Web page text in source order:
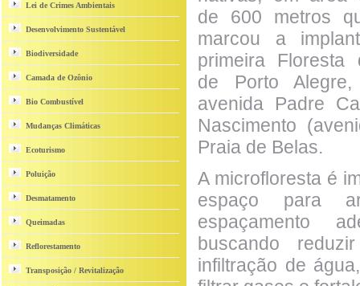
Lei de Crimes Ambientais
Desenvolvimento Sustentável
Biodiversidade
Camada de Ozônio
Bio Combustível
Mudanças Climáticas
Ecoturismo
Poluição
Desmatamento
Queimadas
Reflorestamento
Transposição / Revitalização
de 600 metros
marcou a
primeira Floresta
de Porto
avenida Padre
Nascimento
Praia de Belas.
A microfloresta é
espaço para
espaçamento
buscando
infiltração de